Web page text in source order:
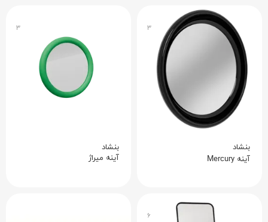
۳
بنشاد
آینه Mercury
۳
بنشاد
آینه میراژ
۶